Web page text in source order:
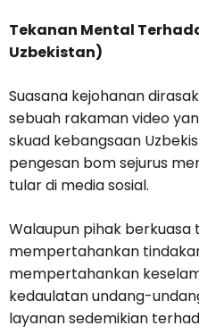
Tekanan Mental
Uzbekistan)
Suasana kejohanan
sebuah rakaman video
skuad kebangsaan
pengesan bom sejurus
tular di media sosial.
Walaupun pihak
mempertahankan
mempertahankan
kedaulatan undang-
layanan sedemikian